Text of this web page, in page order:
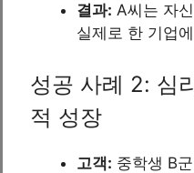
결과: A씨는 자
실제로 한 기업
성공 사례 2: 심
적 성장
고객: 중학생 B군